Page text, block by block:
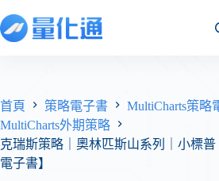
首頁 策略電子書
MultiCharts策略
MultiCharts外期策略
克瑞斯策略｜奧林匹斯山系列｜小標普
電子書】